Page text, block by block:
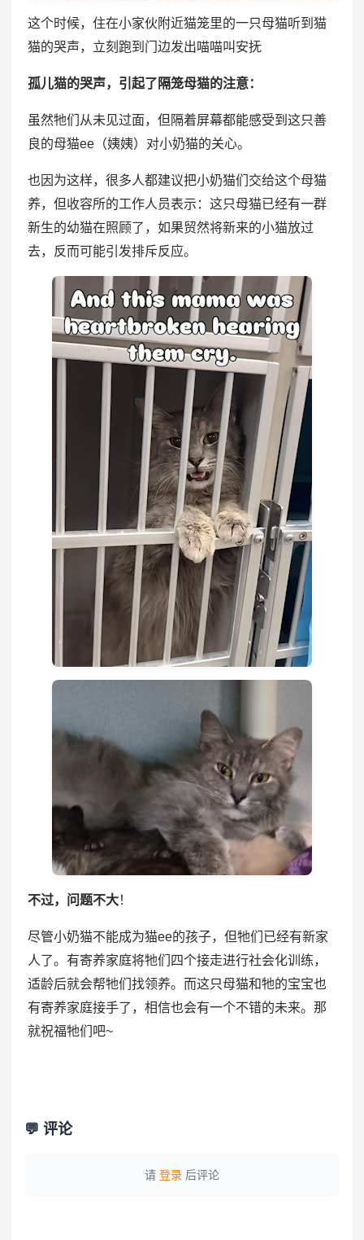
这个时候，住在小家伙附近猫笼里的一只母猫听到猫
猫的哭声，立刻跑到门边发出喵喵叫安抚
孤儿猫的哭声，引起了隔笼母猫的注意：
虽然牠们从未见过面，但隔着屏幕都能感受到这只善
良的母猫ee（姨姨）对小奶猫的关心。
也因为这样，很多人都建议把小奶猫们交给这个母猫
养，但收容所的工作人员表示：这只母猫已经有一群
新生的幼猫在照顾了，如果贸然将新来的小猫放过
去，反而可能引发排斥反应。
不过，问题不大！
尽管小奶猫不能成为猫ee的孩子，但牠们已经有新家
人了。有寄养家庭将牠们四个接走进行社会化训练，
适龄后就会帮牠们找领养。而这只母猫和牠的宝宝也
有寄养家庭接手了，相信也会有一个不错的未来。那
就祝福牠们吧~
💬 评论
请 登录 后评论